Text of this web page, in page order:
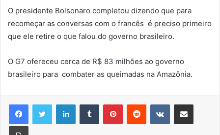
O presidente Bolsonaro completou dizendo que para
recomeçar as conversas com o francês é preciso primeiro
que ele retire o que falou do governo brasileiro.
O G7 ofereceu cerca de R$ 83 milhões ao governo
brasileiro para combater as queimadas na Amazônia.
LinkedinTumblr PinterestReddit VK Compartilhar via e-mail
Imprimir